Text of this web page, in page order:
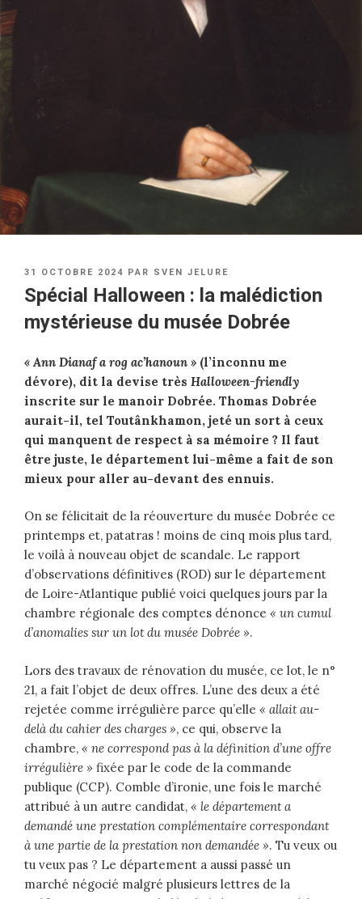
PUBLIÉ
LE
31 OCTOBRE 2024 PAR SVEN JELURE
Spécial Halloween : la malédiction
mystérieuse du musée Dobrée
« Ann Dianaf a rog ac’hanoun » (l’inconnu me
dévore), dit la devise très Halloween-friendly
inscrite sur le manoir Dobrée. Thomas Dobrée
aurait-il, tel Toutânkhamon, jeté un sort à ceux
qui manquent de respect à sa mémoire ? Il faut
être juste, le département lui-même a fait de son
mieux pour aller au-devant des ennuis.
On se félicitait de la réouverture du musée Dobrée ce
printemps et, patatras ! moins de cinq mois plus tard,
le voilà à nouveau objet de scandale. Le rapport
d’observations définitives (ROD) sur le département
de Loire-Atlantique publié voici quelques jours par la
chambre régionale des comptes dénonce « un cumul
d’anomalies sur un lot du musée Dobrée ».
Lors des travaux de rénovation du musée, ce lot, le n°
21, a fait l’objet de deux offres. L’une des deux a été
rejetée comme irrégulière parce qu’elle « allait au-
delà du cahier des charges », ce qui, observe la
chambre, « ne correspond pas à la définition d’une offre
irrégulière » fixée par le code de la commande
publique (CCP). Comble d’ironie, une fois le marché
attribué à un autre candidat, « le département a
demandé une prestation complémentaire correspondant
à une partie de la prestation non demandée ». Tu veux ou
tu veux pas ? Le département a aussi passé un
marché négocié malgré plusieurs lettres de la